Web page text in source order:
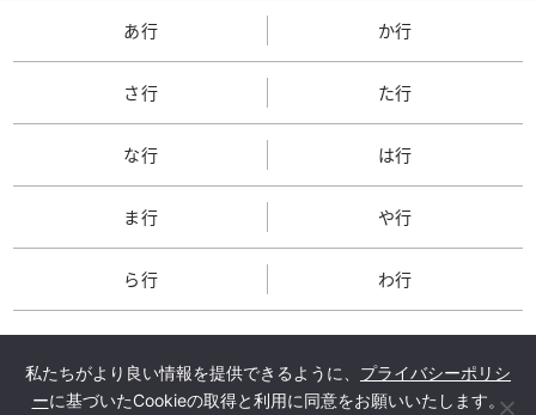
TOP メルマガ登録
会社概要
あ行 か行
さ行 た行
な行 は行
ま行 や行
ら行 わ行
私たちがより良い情報を提供できるように、 プライバシーポリシ
ーに基づいたCookieの取得と利用に同意をお願いいたします。